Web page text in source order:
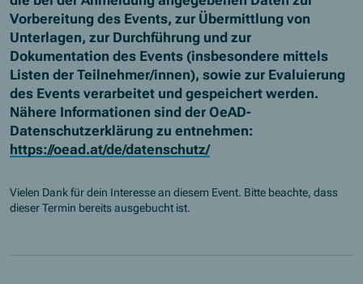
Vorbereitung des Events, zur Übermittlung von
Unterlagen, zur Durchführung und zur
Dokumentation des Events (insbesondere mittels
Listen der Teilnehmer/innen), sowie zur Evaluierung
des Events verarbeitet und gespeichert werden.
Nähere Informationen sind der OeAD-
Datenschutzerklärung zu entnehmen:
https://oead.at/de/datenschutz/
Vielen Dank für dein Interesse an diesem Event. Bitte beachte, dass
dieser Termin bereits ausgebucht ist.